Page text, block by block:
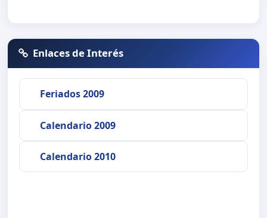
Enlaces de Interés
Feriados 2009
Calendario 2009
Calendario 2010